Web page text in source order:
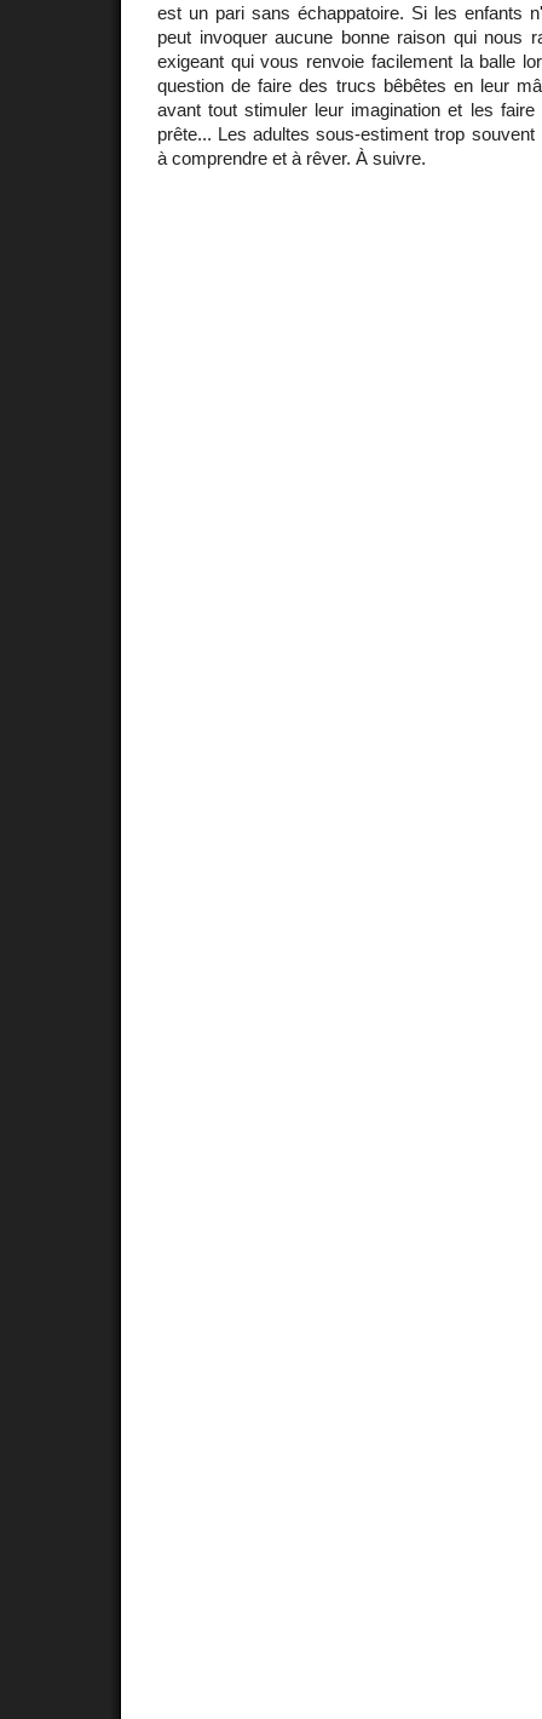
est un pari sans échappatoire. Si les enfants
peut invoquer aucune bonne raison qui nous
exigeant qui vous renvoie facilement la balle
question de faire des trucs bêbêtes en leur
avant tout stimuler leur imagination et les
prête... Les adultes sous-estiment trop
à comprendre et à rêver. À suivre.